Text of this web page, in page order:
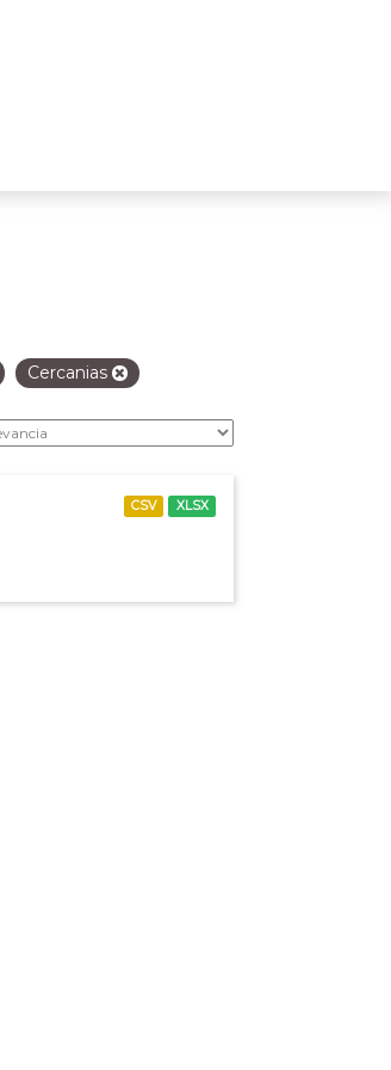
Cercanias
CSV XLSX